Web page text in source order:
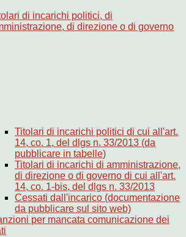
di incarichi politici, di
di direzione o di governo
Titolari di incarichi politici di cui all'art.
14, co. 1, del dlgs n. 33/2013 (da
pubblicare in tabelle)
Titolari di incarichi di amministrazione,
di direzione o di governo di cui all'art.
14, co. 1-bis, del dlgs n. 33/2013
Cessati dall'incarico (documentazione
da pubblicare sul sito web)
per mancata comunicazione dei